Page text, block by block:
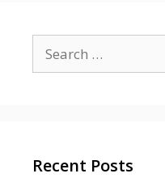
for:
Recent Posts